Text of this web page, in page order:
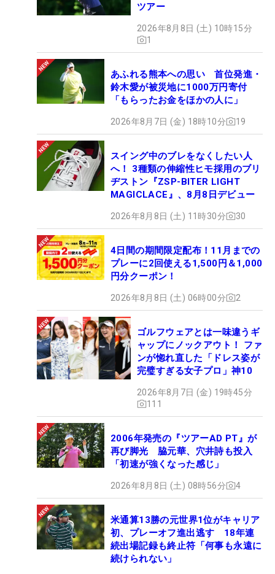
ツアー
2026年8月8日 (土) 10時15分
1
あふれる熊本への思い 首位発進・
鈴木愛が被災地に1000万円寄付
「もらったお金をほかの人に」
2026年8月7日 (金) 18時10分 19
スイング中のブレをなくしたい人
へ！ 3種類の伸縮性ヒモ採用のブリ
ヂストン『ZSP-BITER LIGHT
MAGICLACE』、8月8日デビュー
2026年8月8日 (土) 11時30分 30
4日間の期間限定配布！11月までの
プレーに2回使える1,500円＆1,000
円分クーポン！
2026年8月8日 (土) 06時00分 2
ゴルフウェアとは一味違うギ
ャップにノックアウト！ ファ
ンが惚れ直した「ドレス姿が
完璧すぎる女子プロ」神10
2026年8月7日 (金) 19時45分
111
2006年発売の『ツアーAD PT』が
再び脚光 脇元華、穴井詩も投入
「初速が強くなった感じ」
2026年8月8日 (土) 08時56分 4
米通算13勝の元世界1位がキャリア
初、プレーオフ進出逃す 18年連
続出場記録も終止符「何事も永遠に
続けられない」